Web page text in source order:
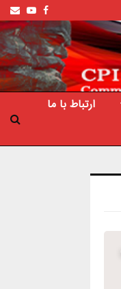
Facebook
ارتباط با ما